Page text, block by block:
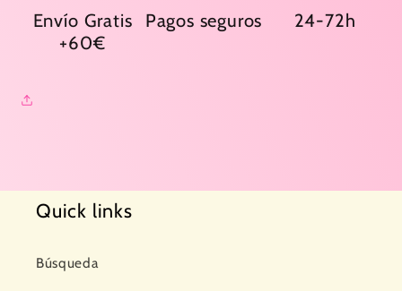
Envío Gratis
+60€
Pagos seguros 24-72h
Quick links
Búsqueda